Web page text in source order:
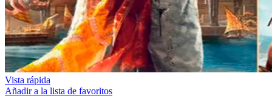
Vista rápida
Añadir a la lista de favoritos